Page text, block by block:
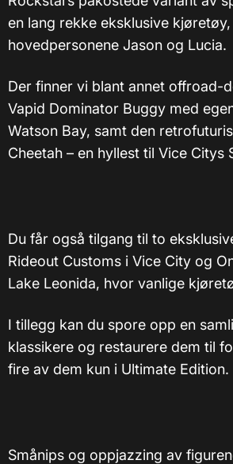
en lang rekke eksklusive
hovedpersonene Jason og Lucia.
Der finner vi blant annet offroad-
Vapid Dominator Buggy med
Watson Bay, samt den
Cheetah – en hyllest til Vice Citys
Du får også tilgang til to
Rideout Customs i Vice City og
Lake Leonida, hvor vanlige
I tillegg kan du spore opp en
klassikere og restaurere dem til
fire av dem kun i Ultimate Edition.
Smånips og oppjazzing av